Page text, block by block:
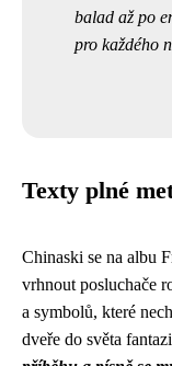
balad až po
pro každého
Texty plné
Chinaski se na albu
vrhnout posluchače
a symbolů, které
dveře do světa